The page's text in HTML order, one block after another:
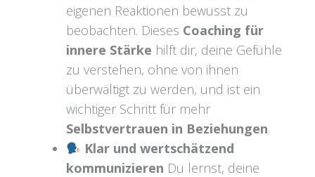
eigenen Reaktionen bewusst zu
beobachten. Dieses Coaching für
innere Stärke hilft dir, deine Gefühle
zu verstehen, ohne von ihnen
überwältigt zu werden, und ist ein
wichtiger Schritt für mehr
Selbstvertrauen in Beziehungen.
Klar und wertschätzend
kommunizieren Du lernst, deine